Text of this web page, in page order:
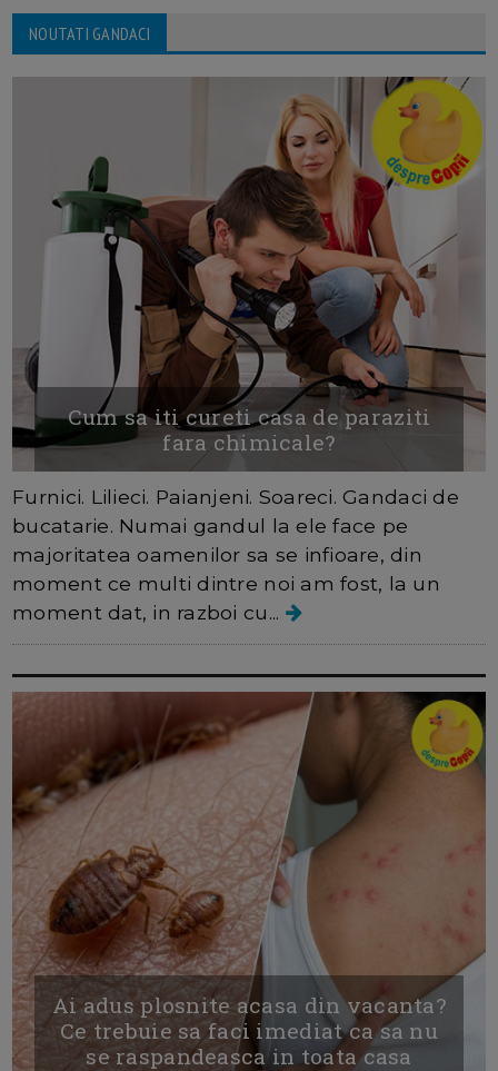
NOUTATI GANDACI
Cum sa iti cureti casa de paraziti
fara chimicale?
Furnici. Lilieci. Paianjeni. Soareci. Gandaci de
bucatarie. Numai gandul la ele face pe
majoritatea oamenilor sa se infioare, din
moment ce multi dintre noi am fost, la un
moment dat, in razboi cu...
Ai adus plosnite acasa din vacanta?
Ce trebuie sa faci imediat ca sa nu
se raspandeasca in toata casa